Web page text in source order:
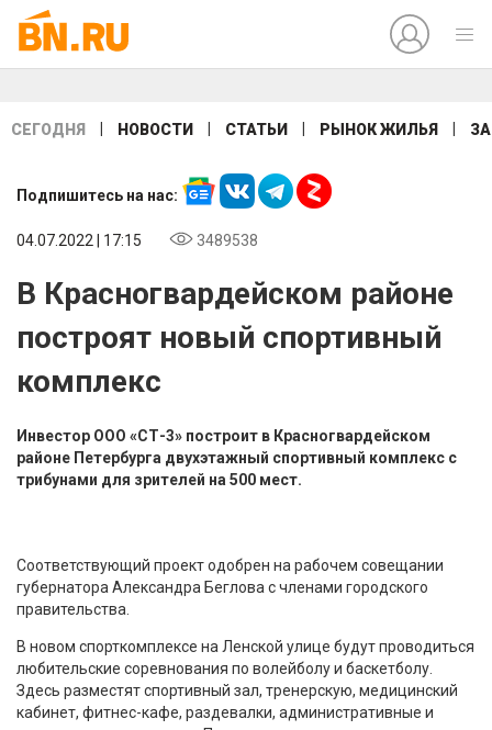
СЕГОДНЯ НОВОСТИ СТАТЬИ РЫНОК ЖИЛЬЯ
Подпишитесь на нас:
04.07.2022 | 17:15 3489538
В Красногвардейском районе
построят новый спортивный
комплекс
Инвестор ООО «СТ-3» построит в Красногвардейском
районе Петербурга двухэтажный спортивный комплекс с
трибунами для зрителей на 500 мест.
Соответствующий проект одобрен на рабочем совещании
губернатора Александра Беглова с членами городского
правительства.
В новом спорткомплексе на Ленской улице будут проводиться
любительские соревнования по волейболу и баскетболу.
Здесь разместят спортивный зал, тренерскую, медицинский
кабинет, фитнес-кафе, раздевалки, административные и